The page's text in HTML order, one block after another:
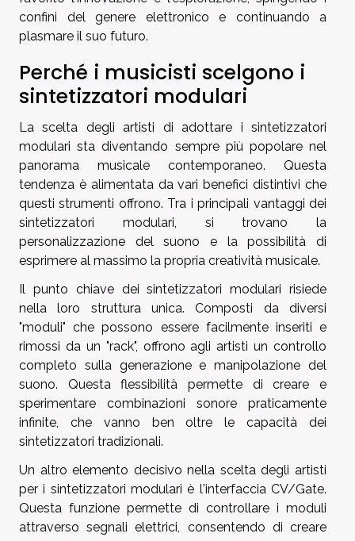
confini del genere elettronico e continuando a
plasmare il suo futuro.
Perché i musicisti scelgono i
sintetizzatori modulari
La scelta degli artisti di adottare i sintetizzatori
modulari sta diventando sempre più popolare nel
panorama musicale contemporaneo. Questa
tendenza è alimentata da vari benefici distintivi che
questi strumenti offrono. Tra i principali vantaggi dei
sintetizzatori modulari, si trovano la
personalizzazione del suono e la possibilità di
esprimere al massimo la propria creatività musicale.
Il punto chiave dei sintetizzatori modulari risiede
nella loro struttura unica. Composti da diversi
"moduli" che possono essere facilmente inseriti e
rimossi da un "rack", offrono agli artisti un controllo
completo sulla generazione e manipolazione del
suono. Questa flessibilità permette di creare e
sperimentare combinazioni sonore praticamente
infinite, che vanno ben oltre le capacità dei
sintetizzatori tradizionali.
Un altro elemento decisivo nella scelta degli artisti
per i sintetizzatori modulari è l'interfaccia CV/Gate.
Questa funzione permette di controllare i moduli
attraverso segnali elettrici, consentendo di creare